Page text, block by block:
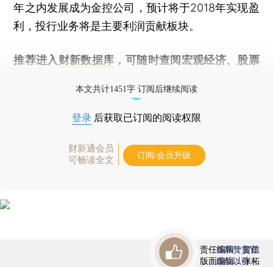
年之内发展成为金控公司，预计将于2018年实现盈
利，投行业务将是主要利润贡献板块。
推荐进入 财新数据库 ，可随时查阅宏观经济、股票
本文共计1451字 订阅后继续阅读
登录 后获取已订阅的阅读权限
财新通会员
可畅读全文
订阅/会员升级
责任编辑：贺信
版面编辑：张柘
首席赞赏官
虚位以待